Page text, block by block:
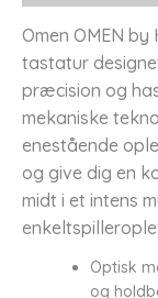
Omen OMEN
tastatur
præcision og
mekaniske
enestående
og give dig en
midt i et intens
Optisk
og